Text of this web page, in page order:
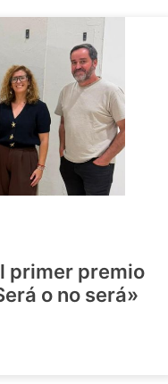
primer premio
o no será»